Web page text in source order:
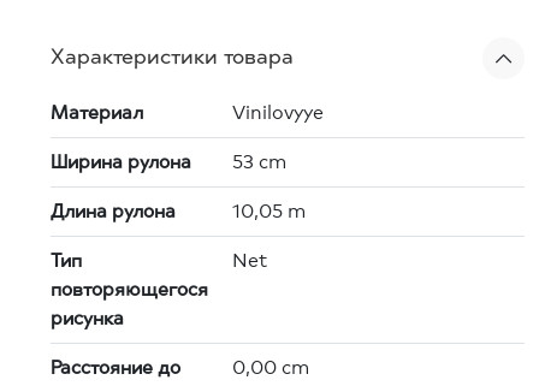
Характеристики товара
Материал Vinilovyye
Ширина рулона 53 cm
Длина рулона 10,05 m
Тип
повторяющегося
рисунка
Net
Расстояние до
0,00 cm